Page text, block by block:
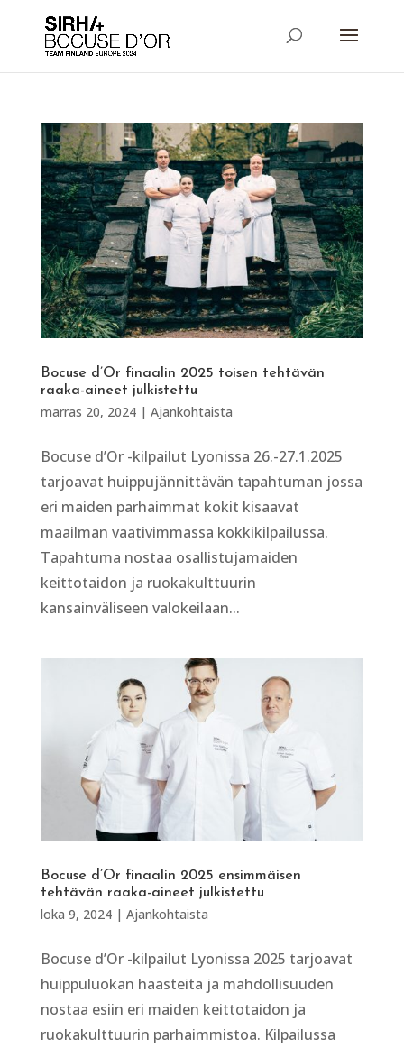
Bocuse d’Or finaalin 2025 toisen tehtävän
raaka-aineet julkistettu
marras 20, 2024| Ajankohtaista
Bocuse d’Or -kilpailut Lyonissa 26.-27.1.2025
tarjoavat huippujännittävän tapahtuman jossa
eri maiden parhaimmat kokit kisaavat
maailman vaativimmassa kokkikilpailussa.
Tapahtuma nostaa osallistujamaiden
keittotaidon ja ruokakulttuurin
kansainväliseen valokeilaan...
Bocuse d’Or finaalin 2025 ensimmäisen
tehtävän raaka-aineet julkistettu
loka 9, 2024| Ajankohtaista
Bocuse d’Or -kilpailut Lyonissa 2025 tarjoavat
huippuluokan haasteita ja mahdollisuuden
nostaa esiin eri maiden keittotaidon ja
ruokakulttuurin parhaimmistoa. Kilpailussa